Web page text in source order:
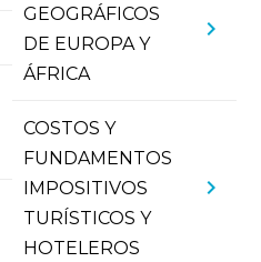
GEOGRÁFICOS
DE EUROPA Y
ÁFRICA
chevron_right
COSTOS Y
FUNDAMENTOS
IMPOSITIVOS
TURÍSTICOS Y
HOTELEROS
chevron_right